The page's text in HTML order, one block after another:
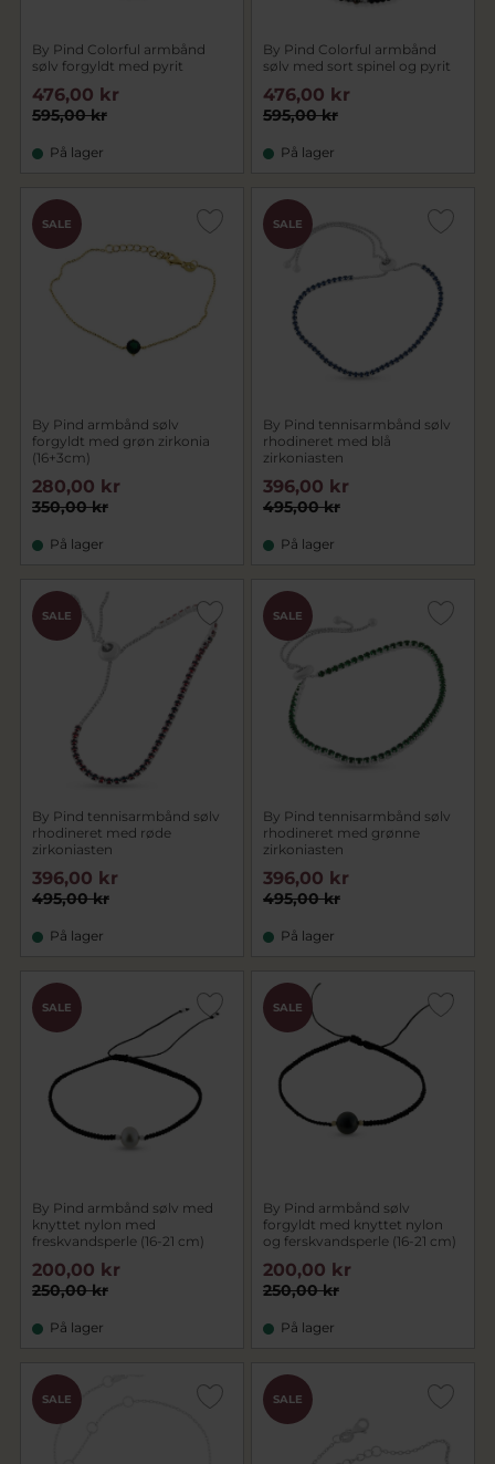
By Pind Colorful armbånd
sølv forgyldt med pyrit
595,00 kr
476,00 kr
På lager
By Pind Colorful armbånd
sølv med sort spinel og pyrit
595,00 kr
476,00 kr
På lager
SALE
By Pind armbånd sølv
forgyldt med grøn zirkonia
(16+3cm)
350,00 kr
280,00 kr
På lager
SALE
By Pind tennisarmbånd sølv
rhodineret med blå
zirkoniasten
495,00 kr
396,00 kr
På lager
SALE
By Pind tennisarmbånd sølv
rhodineret med røde
zirkoniasten
495,00 kr
396,00 kr
På lager
SALE
By Pind tennisarmbånd sølv
rhodineret med grønne
zirkoniasten
495,00 kr
396,00 kr
På lager
SALE
By Pind armbånd sølv med
knyttet nylon med
freskvandsperle (16-21 cm)
250,00 kr
200,00 kr
På lager
SALE
By Pind armbånd sølv
forgyldt med knyttet nylon
og ferskvandsperle (16-21 cm)
250,00 kr
200,00 kr
På lager
SALE SALE